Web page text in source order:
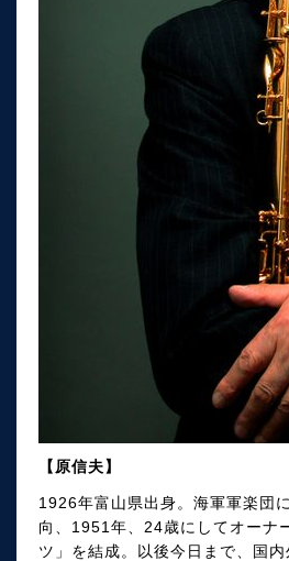
【原信夫】
1926年富山県出身。海軍軍楽団
向、1951年、24歳にしてオーナ
ツ」を結成。以後今日まで、国